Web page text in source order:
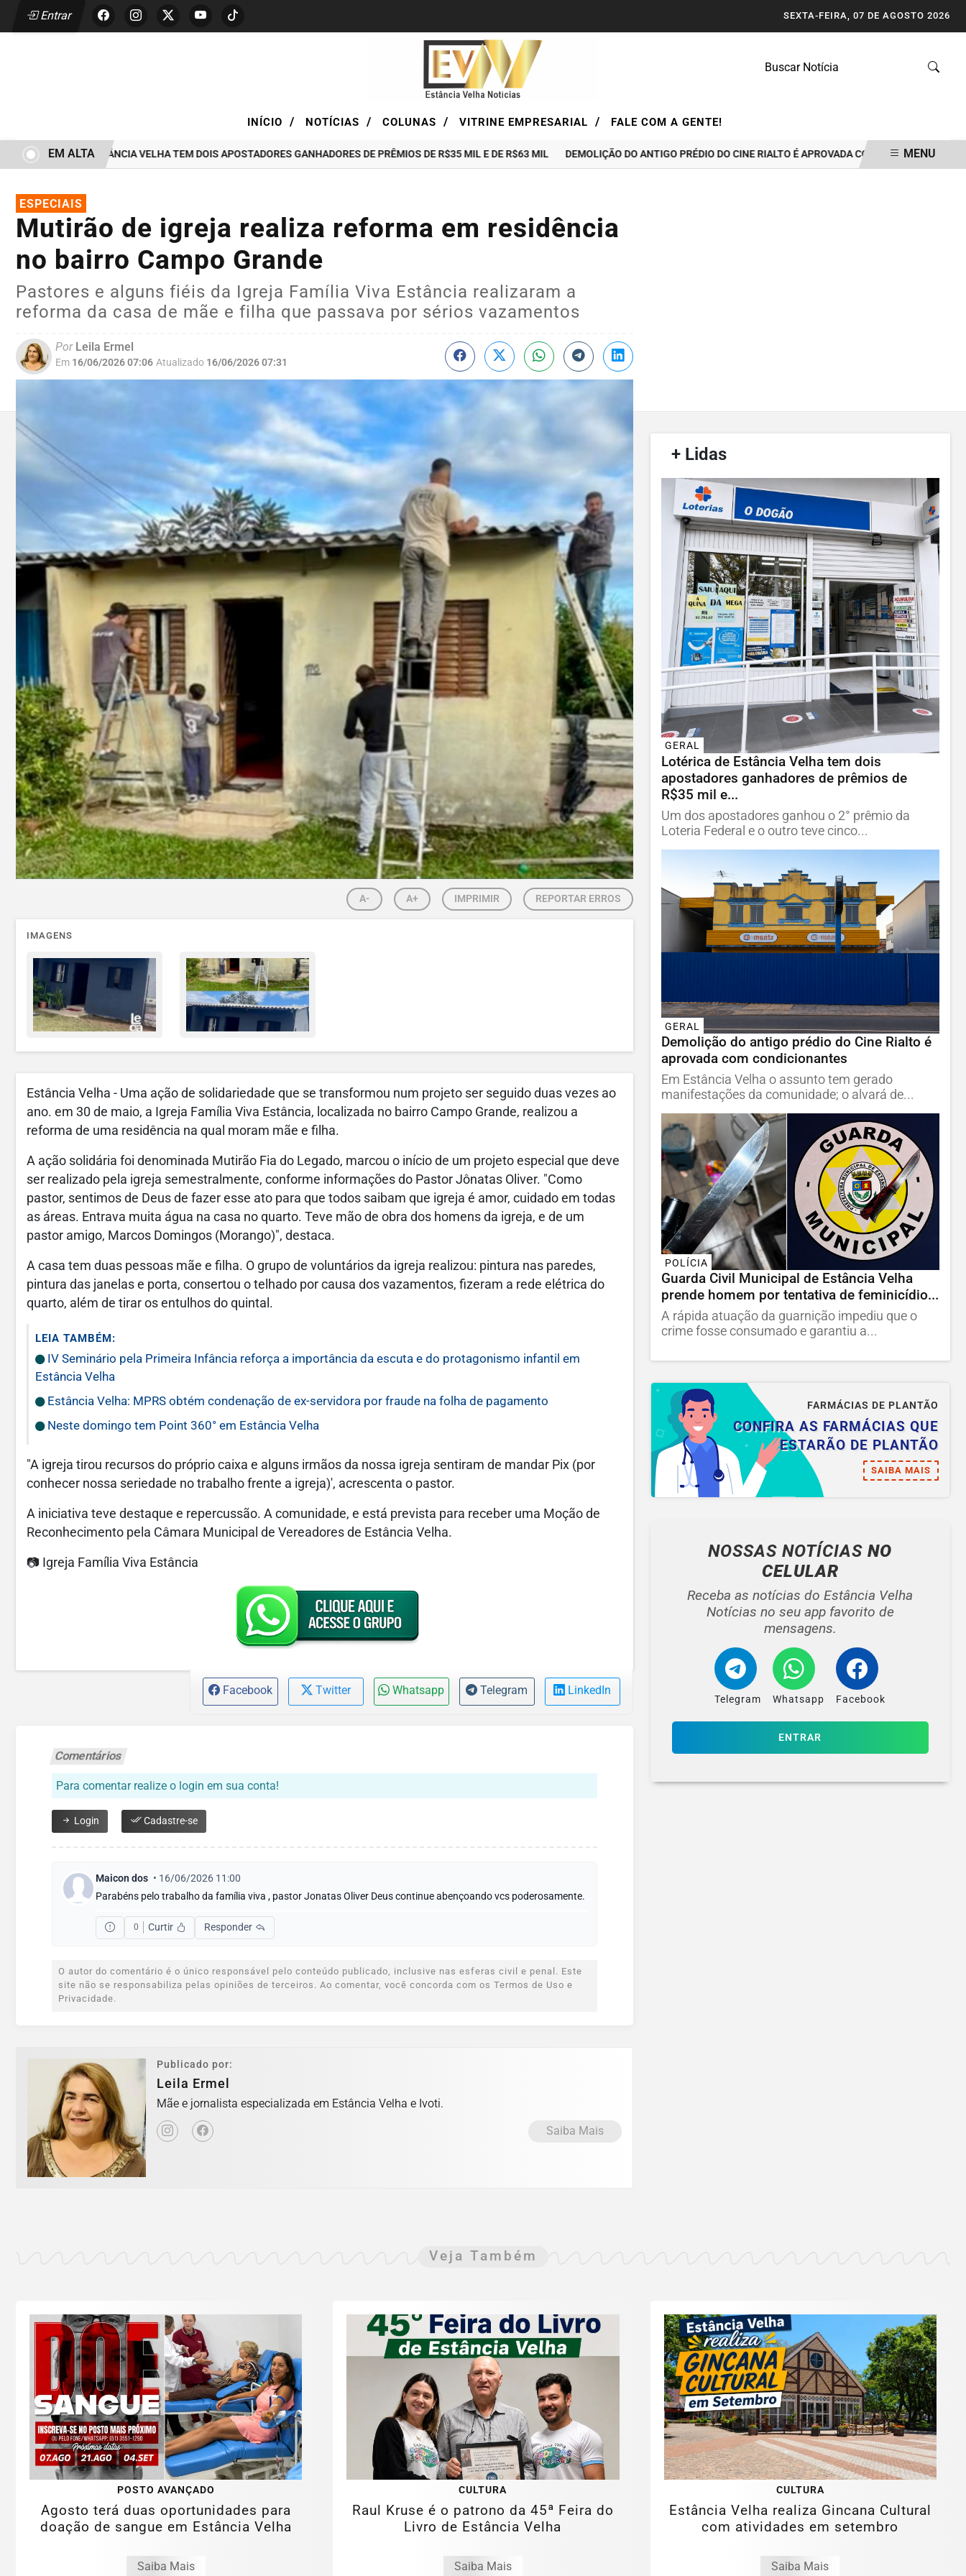
Entrar SEXTA-FEIRA, 07 DE AGOSTO 2026
INÍCIO / NOTÍCIAS / COLUNAS / VITRINE EMPRESARIAL / FALE COM A GENTE!
DE ESTÂNCIA VELHA TEM DOIS APOSTADORES GANHADORES DE PRÊMIOS DE R$35 MIL E DE R$63 MIL DEMOLIÇÃO DO ANTIGO PRÉDIO DO CINE RIALTO É APROVADA COM CONDICIONANTES
EM ALTA MENU
ESPECIAIS
Mutirão de igreja realiza reforma em residência
no bairro Campo Grande
Pastores e alguns fiéis da Igreja Família Viva Estância realizaram a
reforma da casa de mãe e filha que passava por sérios vazamentos
PorLeila Ermel
Em 16/06/2026 07:06 Atualizado 16/06/2026 07:31
A- A+ IMPRIMIR REPORTAR ERROS
IMAGENS
Estância Velha - Uma ação de solidariedade que se transformou num projeto ser seguido duas vezes ao
ano. em 30 de maio, a Igreja Família Viva Estância, localizada no bairro Campo Grande, realizou a
reforma de uma residência na qual moram mãe e filha.
A ação solidária foi denominada Mutirão Fia do Legado, marcou o início de um projeto especial que deve
ser realizado pela igreja semestralmente, conforme informações do Pastor Jônatas Oliver. "Como
pastor, sentimos de Deus de fazer esse ato para que todos saibam que igreja é amor, cuidado em todas
as áreas. Entrava muita água na casa no quarto. Teve mão de obra dos homens da igreja, e de um
pastor amigo, Marcos Domingos (Morango)", destaca.
A casa tem duas pessoas mãe e filha. O grupo de voluntários da igreja realizou: pintura nas paredes,
pintura das janelas e porta, consertou o telhado por causa dos vazamentos, fizeram a rede elétrica do
quarto, além de tirar os entulhos do quintal.
LEIA TAMBÉM:
IV Seminário pela Primeira Infância reforça a importância da escuta e do protagonismo infantil em
Estância Velha
Estância Velha: MPRS obtém condenação de ex-servidora por fraude na folha de pagamento
Neste domingo tem Point 360° em Estância Velha
"A igreja tirou recursos do próprio caixa e alguns irmãos da nossa igreja sentiram de mandar Pix (por
conhecer nossa seriedade no trabalho frente a igreja)', acrescenta o pastor.
A iniciativa teve destaque e repercussão. A comunidade, e está prevista para receber uma Moção de
Reconhecimento pela Câmara Municipal de Vereadores de Estância Velha.
📷 Igreja Família Viva Estância
Facebook Twitter Whatsapp Telegram LinkedIn
Comentários
Para comentar realize o login em sua conta!
Login Cadastre-se
Maicon dos • 16/06/2026 11:00
Parabéns pelo trabalho da família viva , pastor Jonatas Oliver Deus continue abençoando vcs poderosamente.
0 Curtir Responder
O autor do comentário é o único responsável pelo conteúdo publicado, inclusive nas esferas civil e penal. Este
site não se responsabiliza pelas opiniões de terceiros. Ao comentar, você concorda com os Termos de Uso e
Privacidade.
Publicado por:
Leila Ermel
Mãe e jornalista especializada em Estância Velha e Ivoti.
Saiba Mais
+ Lidas
GERAL
Lotérica de Estância Velha tem dois
apostadores ganhadores de prêmios de
R$35 mil e...
Um dos apostadores ganhou o 2° prêmio da
Loteria Federal e o outro teve cinco...
GERAL
Demolição do antigo prédio do Cine Rialto é
aprovada com condicionantes
Em Estância Velha o assunto tem gerado
manifestações da comunidade; o alvará de...
POLÍCIA
Guarda Civil Municipal de Estância Velha
prende homem por tentativa de feminicídio...
A rápida atuação da guarnição impediu que o
crime fosse consumado e garantiu a...
FARMÁCIAS DE PLANTÃO
CONFIRA AS FARMÁCIAS QUE
ESTARÃO DE PLANTÃO
SAIBA MAIS
NOSSAS NOTÍCIASNO
CELULAR
Receba as notícias do Estância Velha
Notícias no seu app favorito de
mensagens.
Telegram Whatsapp Facebook
ENTRAR
Veja Também
POSTO AVANÇADO
Agosto terá duas oportunidades para
doação de sangue em Estância Velha
Saiba Mais
CULTURA
Raul Kruse é o patrono da 45ª Feira do
Livro de Estância Velha
Saiba Mais
CULTURA
Estância Velha realiza Gincana Cultural
com atividades em setembro
Saiba Mais